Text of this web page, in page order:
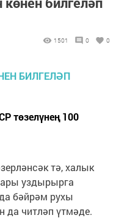
1501 0 0
төзелүнең 100
тә, халык
уздырырга
бәйрәм рухы
да читләп үтмәде.